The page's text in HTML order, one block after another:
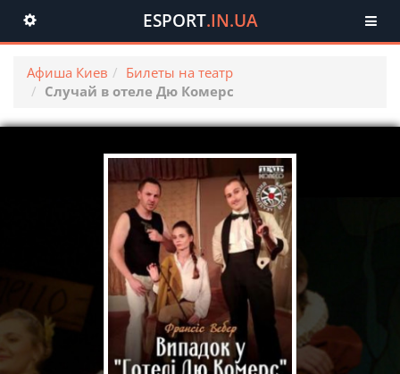
Toggle
navigation
ESPORT.IN.UA
Афиша Киев
Билеты на театр
Случай в отеле Дю Комерс